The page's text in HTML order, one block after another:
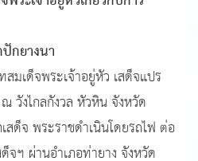
กยางนา
มเด็จพระเจ้าอยู่หัว เสด็จแปร
วังไกลกังวล หัวหิน จังหวัด
ด็จ พระราชดำเนินโดยรถไฟ ต่อ
จฯ ผ่านอำเภอท่ายาง จังหวัด